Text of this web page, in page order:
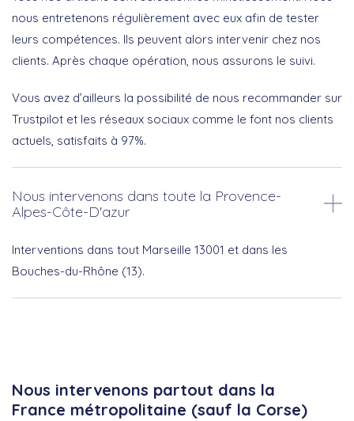
nous entretenons régulièrement avec eux afin de tester
leurs compétences. Ils peuvent alors intervenir chez nos
clients. Après chaque opération, nous assurons le suivi.
Vous avez d’ailleurs la possibilité de nous recommander sur
Trustpilot et les réseaux sociaux comme le font nos clients
actuels, satisfaits à 97%.
Nous intervenons dans toute la Provence-
Alpes-Côte-D'azur
Interventions dans tout Marseille 13001 et dans les
Bouches-du-Rhône (13).
Nous intervenons partout dans la
France métropolitaine (sauf la Corse)